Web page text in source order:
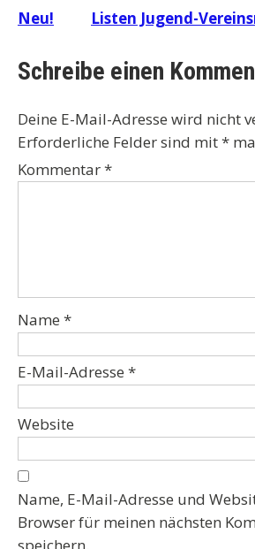
Beitragsnavigation
Neu! Listen Jugend-
Schreibe einen
Deine E-Mail-Adresse wird nicht
Erforderliche Felder sind mit*
Kommentar*
Name *
E-Mail-Adresse *
Website
Name, E-Mail-Adresse und
Browser für meinen nächsten